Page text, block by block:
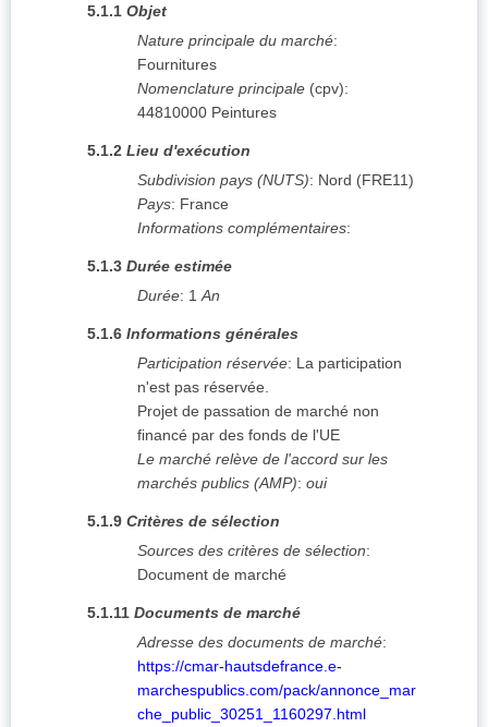
5.1.1 Objet
Nature principale du marché:
Fournitures
Nomenclature principale (cpv):
44810000 Peintures
5.1.2 Lieu d'exécution
Subdivision pays (NUTS): Nord (FRE11)
Pays: France
Informations complémentaires:
5.1.3 Durée estimée
Durée: 1 An
5.1.6 Informations générales
Participation réservée: La participation
n'est pas réservée.
Projet de passation de marché non
financé par des fonds de l'UE
Le marché relève de l'accord sur les
marchés publics (AMP): oui
5.1.9 Critères de sélection
Sources des critères de sélection:
Document de marché
5.1.11 Documents de marché
Adresse des documents de marché:
https://cmar-hautsdefrance.e-
marchespublics.com/pack/annonce_mar
che_public_30251_1160297.html